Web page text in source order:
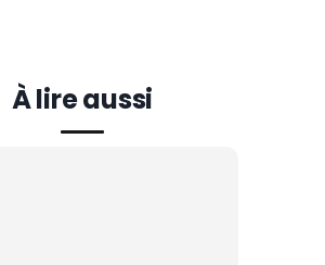
À lire aussi